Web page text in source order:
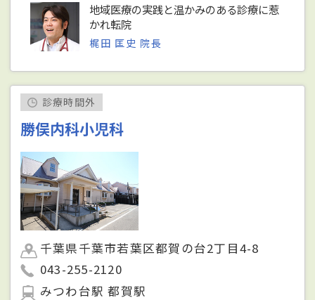
地域医療の実践と温かみのある診療に惹
かれ転院
梶田 匡史 院長
診療時間外
勝俣内科小児科
千葉県千葉市若葉区都賀の台2丁目4-8
043-255-2120
みつわ台駅 都賀駅